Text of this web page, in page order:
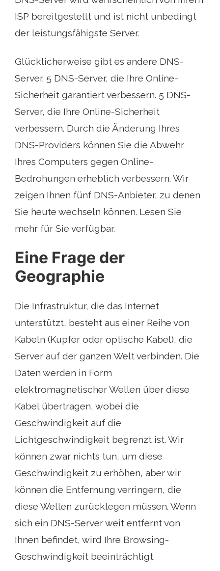
ISP bereitgestellt und ist nicht unbedingt
der leistungsfähigste Server.
Glücklicherweise gibt es andere DNS-
Server. 5 DNS-Server, die Ihre Online-
Sicherheit garantiert verbessern. 5 DNS-
Server, die Ihre Online-Sicherheit
verbessern. Durch die Änderung Ihres
DNS-Providers können Sie die Abwehr
Ihres Computers gegen Online-
Bedrohungen erheblich verbessern. Wir
zeigen Ihnen fünf DNS-Anbieter, zu denen
Sie heute wechseln können. Lesen Sie
mehr für Sie verfügbar.
Eine Frage der
Geographie
Die Infrastruktur, die das Internet
unterstützt, besteht aus einer Reihe von
Kabeln (Kupfer oder optische Kabel), die
Server auf der ganzen Welt verbinden. Die
Daten werden in Form
elektromagnetischer Wellen über diese
Kabel übertragen, wobei die
Geschwindigkeit auf die
Lichtgeschwindigkeit begrenzt ist. Wir
können zwar nichts tun, um diese
Geschwindigkeit zu erhöhen, aber wir
können die Entfernung verringern, die
diese Wellen zurücklegen müssen. Wenn
sich ein DNS-Server weit entfernt von
Ihnen befindet, wird Ihre Browsing-
Geschwindigkeit beeinträchtigt.